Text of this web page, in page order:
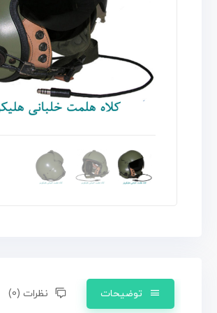
توضیحات نظرات (0)